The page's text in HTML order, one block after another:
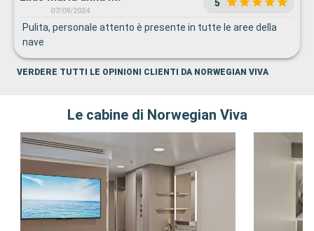
07/09/2024
5
Pulita, personale attento è presente in tutte le aree della
nave
VERDERE TUTTI LE OPINIONI CLIENTI DA NORWEGIAN VIVA
Le cabine di Norwegian Viva